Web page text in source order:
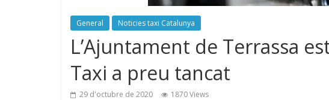
General Noticies taxi Catalunya
L’Ajuntament de Terrassa
Taxi a preu tancat
29 d'octubre de 2020 1870 Views